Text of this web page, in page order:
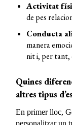
Activitat
de pes
Conducta
manera
nit i, per tant,
Quines
altres tipus
En primer lloc,